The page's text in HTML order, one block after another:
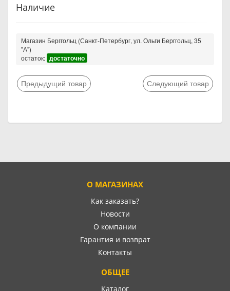
Наличие
Магазин Берггольц (Санкт-Петербург, ул. Ольги Берггольц, 35
"А")
остаток: достаточно
Предыдущий товар Следующий товар
О МАГАЗИНАХ
Как заказать?
Новости
О компании
Гарантия и возврат
Контакты
ОБЩЕЕ
Каталог